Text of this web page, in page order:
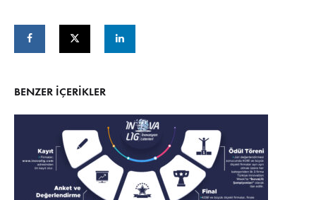
BENZER IÇERIKLER